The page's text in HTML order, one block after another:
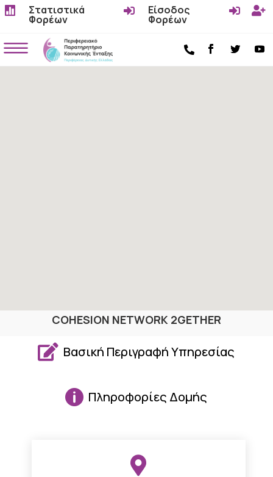
 Στατιστικά
Φορέων
 Είσοδος
Φορέων
 

COHESION NETWORK 2GETHER
 Βασική Περιγραφή Υπηρεσίας
 Πληροφορίες Δομής
